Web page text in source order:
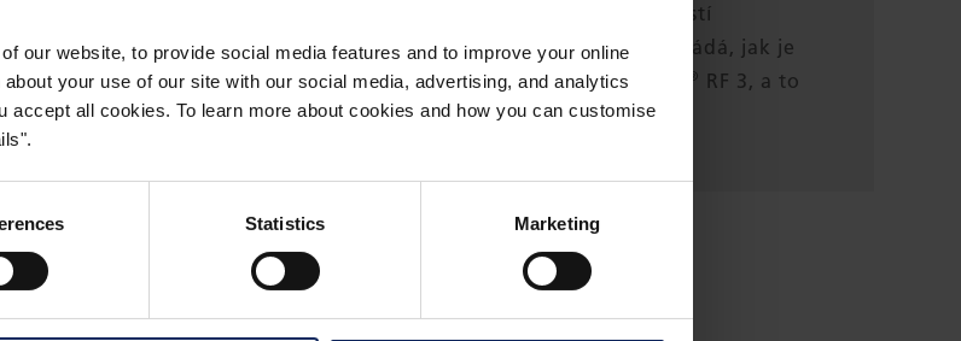
our website, to provide social media features and to improve your online
your use of our site with our social media, advertising, and analytics
all cookies. To learn more about cookies and how you can customise
Statistics Marketing
VRSTVA
Toto video bylo natočeno se svolením společností
Composites One a Closed Mould Alliance a dokládá, jak je
snadné odlupování vrstvy materiálu Compoflex
® RF 3, a to
bez použití jakýchkoli chemikálií.